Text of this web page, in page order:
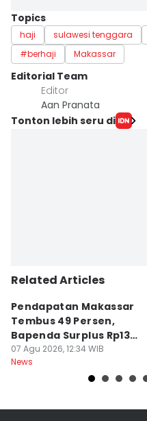
Topics
haji sulawesi tenggara
#berhaji
Makassar
Editorial Team
Editor
Aan Pranata
Tonton lebih seru di
Related Articles
Pendapatan Makassar
Tembus 49 Persen,
Bapenda Surplus Rp130
Miliar
07 Agu 2026, 12:34 WIB
News